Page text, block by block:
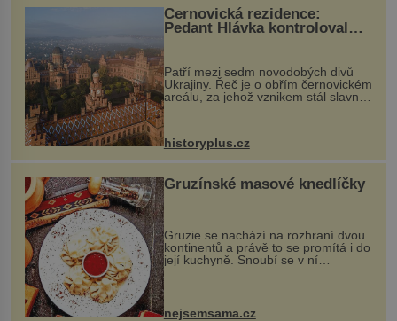
Černovická rezidence:
Pedant Hlávka kontroloval
Patří mezi sedm novodobých divů
Ukrajiny. Řeč je o obřím černovickém
areálu, za jehož vznikem stál slavný
český architekt Josef Hlávka. Ten si
na něm dal mimořádně záležet. Jeho
historyplus.cz
Gruzínské masové knedlíčky
Gruzie se nachází na rozhraní dvou
kontinentů a právě to se promítá i do
její kuchyně. Snoubí se v ní
evropské a asijské chutě a díky tomu
pokrmy, které rozhodně st...
nejsemsama.cz